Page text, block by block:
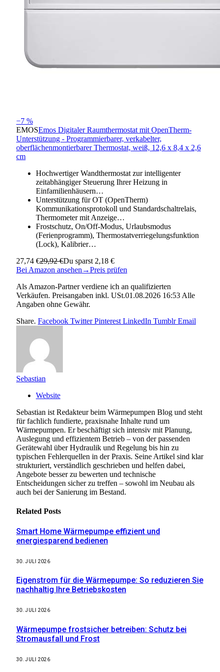
−7 %
EMOSEmos Digitaler Raumthermostat mit OpenTherm-
Unterstützung - Programmierbarer, verkabelter,
oberflächenmontierbarer Thermostat, weiß, 12,6 x 8,4 x 2,6
cm
Hochwertiger Wandthermostat zur intelligenter
zeitabhängiger Steuerung Ihrer Heizung in
Einfamilienhäusern…
Unterstützung für OT (OpenTherm)
Kommunikationsprotokoll und Standardschaltrelais,
Thermometer mit Anzeige…
Frostschutz, On/Off-Modus, Urlaubsmodus
(Ferienprogramm), Thermostatverriegelungsfunktion
(Lock), Kalibrier…
27,74 €29,92 €Du sparst 2,18 €
Bei Amazon ansehen →Preis prüfen
Als Amazon-Partner verdiene ich an qualifizierten
Verkäufen. Preisangaben inkl. USt.01.08.2026 16:53 Alle
Angaben ohne Gewähr.
Share. Facebook Twitter Pinterest LinkedIn Tumblr Email
Sebastian
Website
Sebastian ist Redakteur beim Wärmepumpen Blog und steht
für fachlich fundierte, praxisnahe Inhalte rund um
Wärmepumpen. Er beschäftigt sich intensiv mit Planung,
Auslegung und effizientem Betrieb – von der passenden
Gerätewahl über Hydraulik und Regelung bis hin zu
typischen Fehlerquellen in der Praxis. Seine Artikel sind klar
strukturiert, verständlich geschrieben und helfen dabei,
Angebote besser zu bewerten und technische
Entscheidungen sicher zu treffen – sowohl im Neubau als
auch bei der Sanierung im Bestand.
Related Posts
Smart Home Wärmepumpe effizient und
energiesparend bedienen
30. JULI 2026
Eigenstrom für die Wärmepumpe: So reduzieren Sie
nachhaltig Ihre Betriebskosten
30. JULI 2026
Wärmepumpe frostsicher betreiben: Schutz bei
Stromausfall und Frost
30. JULI 2026